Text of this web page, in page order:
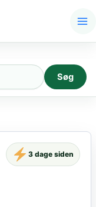
Søg
3 dage siden